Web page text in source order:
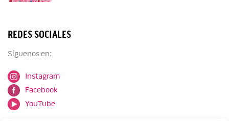
REDES SOCIALES
Síguenos en:
Instagram
Facebook
YouTube